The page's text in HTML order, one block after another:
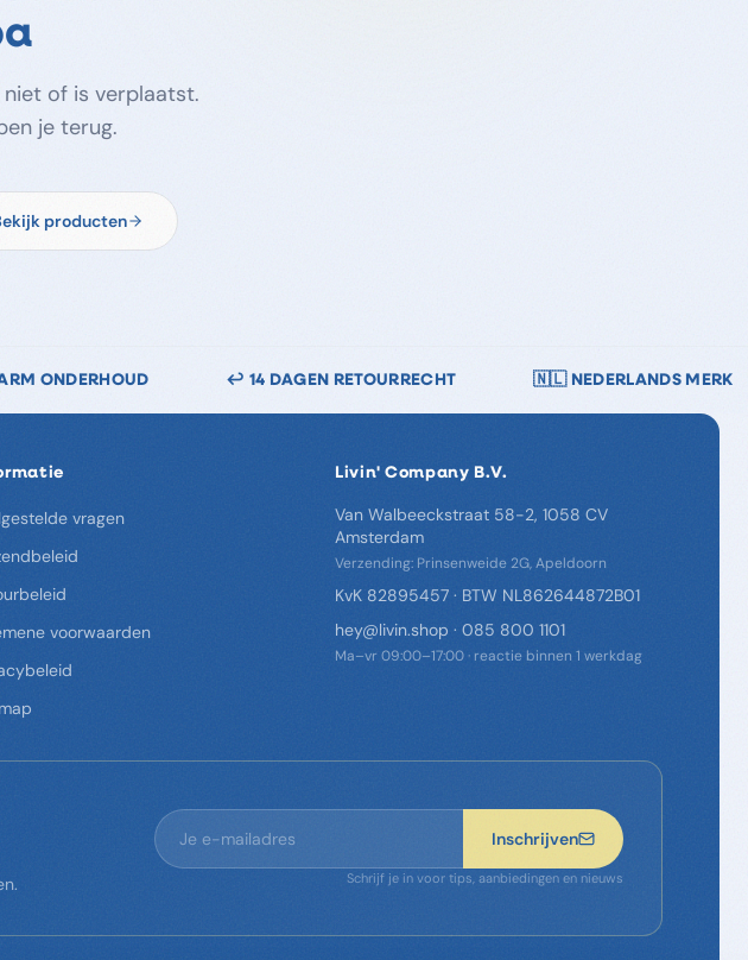
of is verplaatst.
je terug.
producten
RETOURRECHT 🇳🇱 NEDERLANDS MERK 🔒 VEILIG BETALEN — IDEAL ·
vragen
voorwaarden
Livin' Company B.V.
Van Walbeeckstraat 58-2, 1058 CV
Amsterdam
Verzending: Prinsenweide 2G, Apeldoorn
KvK 82895457 · BTW NL862644872B01
hey@livin.shop · 085 800 1101
Ma–vr 09:00–17:00 · reactie binnen 1 werkdag
Inschrijven
Schrijf je in voor tips, aanbiedingen en nieuws